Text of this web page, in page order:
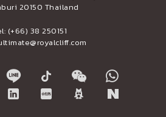
20150 Thailand
(+66) 38 250151